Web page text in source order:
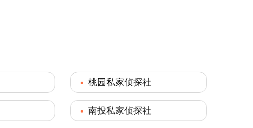
桃园私家侦探社
南投私家侦探社